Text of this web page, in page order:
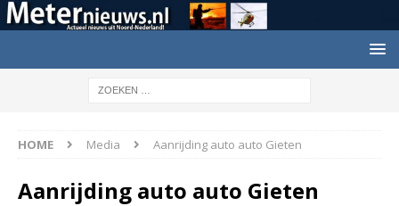
HOME Media Aanrijding auto auto Gieten
Aanrijding auto auto Gieten